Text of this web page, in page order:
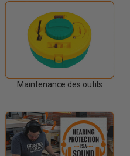
Maintenance des outils